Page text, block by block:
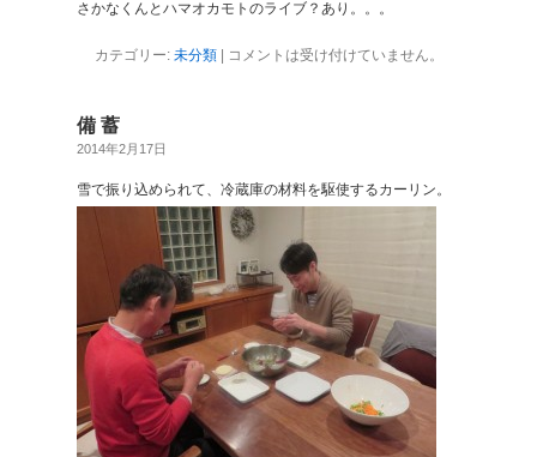
さかなくんとハマオカモトのライブ？あり。。。
カテゴリー: 未分類| コメントは受け付けていません。
備 蓄
2014年2月17日
雪で振り込められて、冷蔵庫の材料を駆使するカーリン。